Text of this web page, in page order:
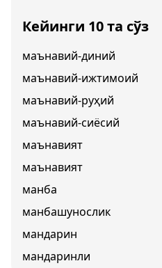
Кейинги 10 та сўз
маънавий-диний
маънавий-ижтимоий
маънавий-руҳий
маънавий-сиёсий
маънавият
маънавият
манба
манбашунослик
мандарин
мандаринли